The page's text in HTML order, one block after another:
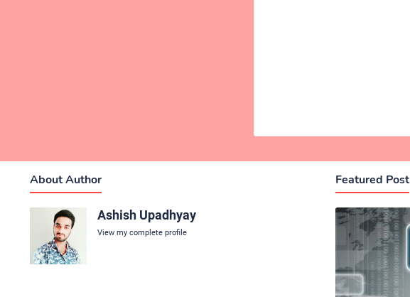
About Author
Ashish Upadhyay
View my complete profile
Featured Post